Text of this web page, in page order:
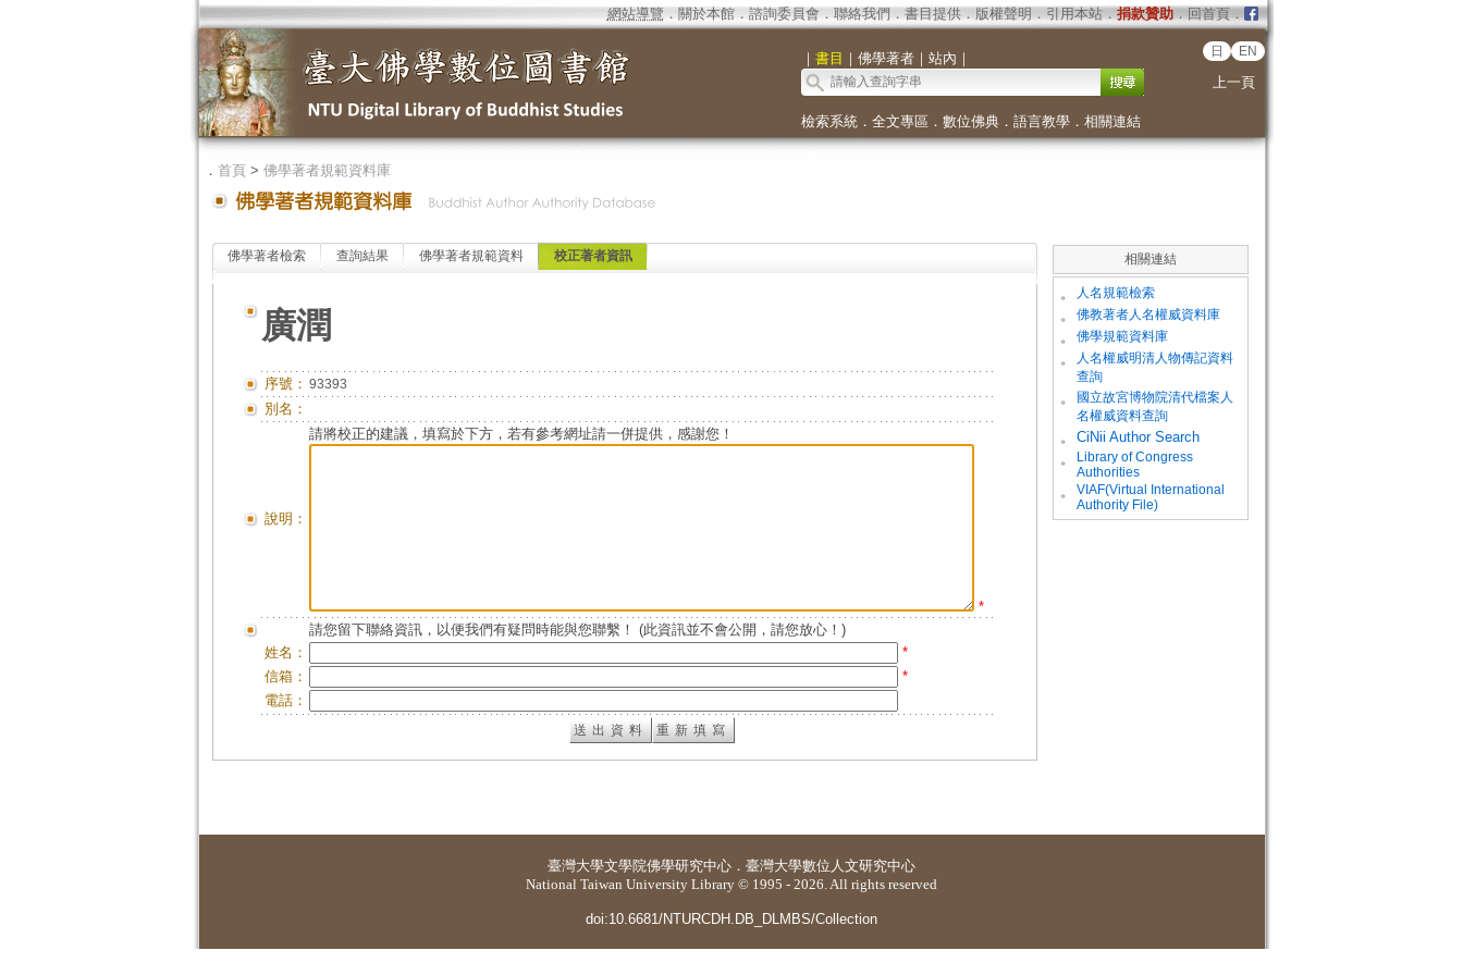
網站導覽 ． 關於本館． 諮詢委員會． 聯絡我們 ． 書目提供． 版權聲明 ． 引用本站． 捐款贊助．回首頁．
｜ 書目 ｜ 佛學著者｜ 站內 ｜ 日 EN
上一頁
檢索系統． 全文專區 ． 數位佛典． 語言教學． 相關連結
． 首頁> 佛學著者規範資料庫
佛學著者檢索 查詢結果 佛學著者規範資料 校正著者資訊
廣潤
序號： 93393
別名：
說明：
請將校正的建議，填寫於下方，若有參考網址請一併提供，感謝您！
*
請您留下聯絡資訊，以便我們有疑問時能與您聯繫！ (此資訊並不會公開，請您放心！)
姓名：
*
信箱：
*
電話：
相關連結
。 人名規範檢索
。 佛教著者人名權威資料庫
。 佛學規範資料庫
。
人名權威明清人物傳記資料
查詢
。
國立故宮博物院清代檔案人
名權威資料查詢
。
CiNii Author Search
。
Library of Congress
Authorities
。
VIAF(Virtual International
Authority File)
臺灣大學文學院佛學研究中心 ． 臺灣大學數位人文研究中心
National Taiwan University Library © 1995 - 2026. All rights reserved
doi:10.6681/NTURCDH.DB_DLMBS/Collection